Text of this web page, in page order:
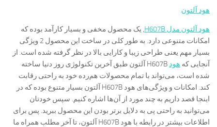
هود آلتون
هود آلتون مدل H607B
, یک محصول مخفی و بسیار کارآمد بوده که
امکانات متنوعی دارد. به طور کلی در ساخت این محصول 2 ویژگی
بسیار مهم یعنی طراحی زیبا و کارایی بالا در نظر گرفته شده است. از
آنجایی که هود
H607B آلتون طبق آخرین تکنولوژی روز دنیا ساخته
شده است، می‌تواند با تمام محصولات هم‌رده خود به راحتی رقابت
کند. امکانات و ویژگی‌های هود H607B آلتون بسیار متنوع بوده که در
اینجا قصد داریم به چند مورد از آ‌ن‌ها اشاره کنیم. سپس خودتان
می‌توانید به راحتی پی به دلایل برتر بودن این محصول ببرید. پس برای
اطلاعات بیشتر در رابطه با هود H607B آلتون، تا آخر مطلب همراه ما